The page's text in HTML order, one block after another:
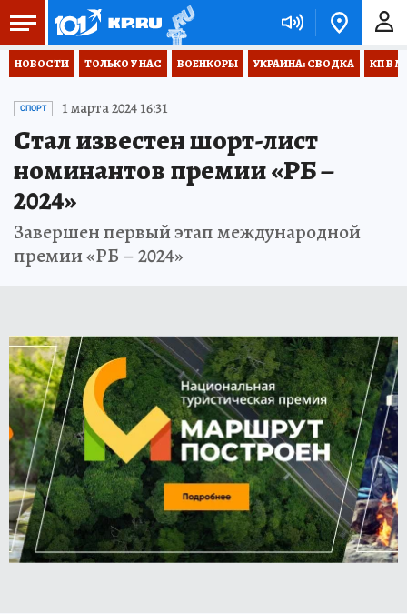
НОВОСТИ ТОЛЬКО У НАС ВОЕНКОРЫ УКРАИНА: СВОДКА КП В
СПОРТ 1 марта 2024 16:31
Стал известен шорт-лист
номинантов премии «РБ –
2024»
Завершен первый этап международной
премии «РБ – 2024»